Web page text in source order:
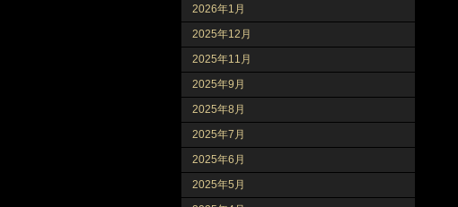
2026年1月
2025年12月
2025年11月
2025年9月
2025年8月
2025年7月
2025年6月
2025年5月